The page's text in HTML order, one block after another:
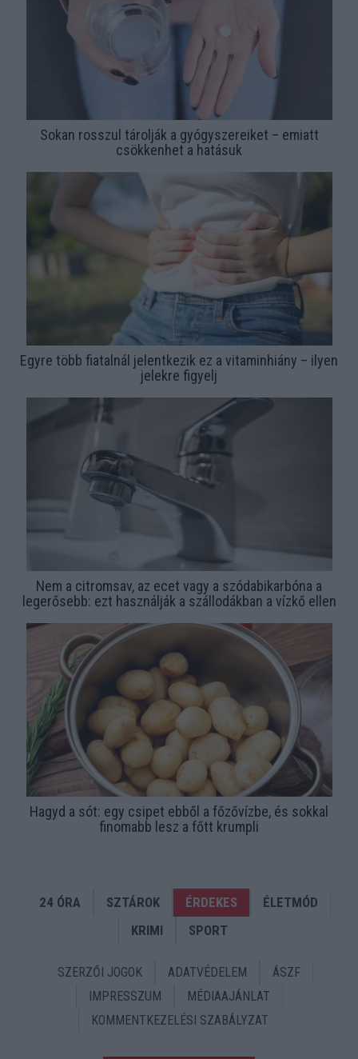
Sokan rosszul tárolják a gyógyszereiket – emiatt
csökkenhet a hatásuk
Egyre több fiatalnál jelentkezik ez a vitaminhiány – ilyen
jelekre figyelj
Nem a citromsav, az ecet vagy a szódabikarbóna a
legerősebb: ezt használják a szállodákban a vízkő ellen
Hagyd a sót: egy csipet ebből a főzővízbe, és sokkal
finomabb lesz a főtt krumpli
24 ÓRA SZTÁROK ÉRDEKES
ÉLETMÓD
KRIMI
SPORT
SZERZŐI JOGOK ADATVÉDELEM
ÁSZF
IMPRESSZUM
MÉDIAAJÁNLAT
KOMMENTKEZELÉSI SZABÁLYZAT